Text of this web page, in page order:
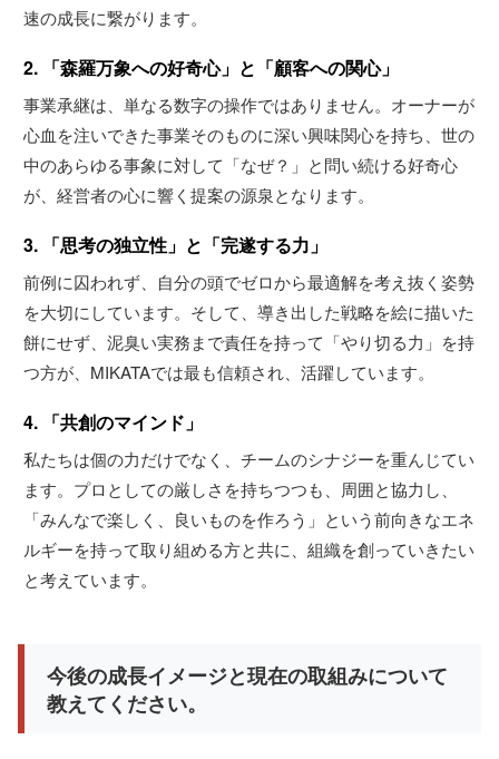
速の成長に繋がります。
2. 「森羅万象への好奇心」と「顧客への関心」
事業承継は、単なる数字の操作ではありません。オーナーが
心血を注いできた事業そのものに深い興味関心を持ち、世の
中のあらゆる事象に対して「なぜ？」と問い続ける好奇心
が、経営者の心に響く提案の源泉となります。
3. 「思考の独立性」と「完遂する力」
前例に囚われず、自分の頭でゼロから最適解を考え抜く姿勢
を大切にしています。そして、導き出した戦略を絵に描いた
餅にせず、泥臭い実務まで責任を持って「やり切る力」を持
つ方が、MIKATAでは最も信頼され、活躍しています。
4. 「共創のマインド」
私たちは個の力だけでなく、チームのシナジーを重んじてい
ます。プロとしての厳しさを持ちつつも、周囲と協力し、
「みんなで楽しく、良いものを作ろう」という前向きなエネ
ルギーを持って取り組める方と共に、組織を創っていきたい
と考えています。
今後の成長イメージと現在の取組みについて
教えてください。